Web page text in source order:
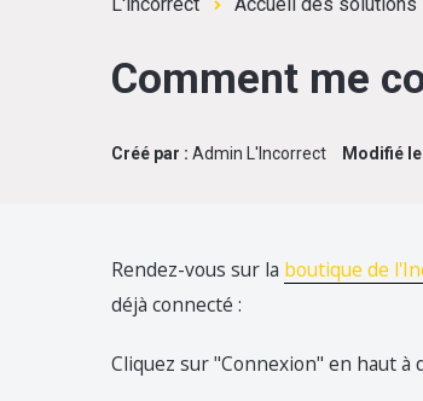
Comment me
Créé par : Admin L'Incorrect Modifié le
Rendez-vous sur la boutique de
déjà connecté :
Cliquez sur "Connexion" en haut à